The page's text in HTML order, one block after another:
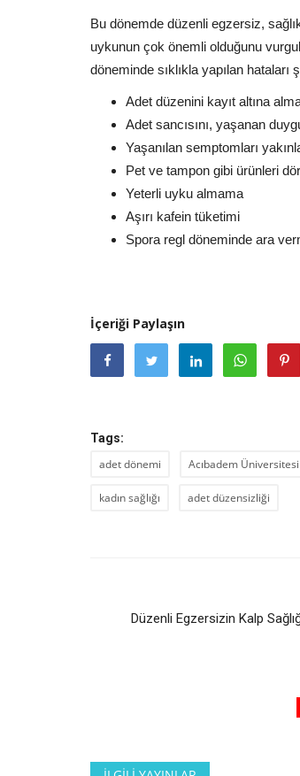
Bu dönemde düzenli egzersiz,
uykunun çok önemli olduğunu
döneminde sıklıkla yapılan hataları
Adet düzenini kayıt altına
Adet sancısını, yaşanan
Yaşanılan semptomları
Pet ve tampon gibi ürünleri
Yeterli uyku almama
Aşırı kafein tüketimi
Spora regl döneminde ara
İçeriği Paylaşın
Tags:
adet dönemi Acıbadem
kadın sağlığı adet düzensizliği
Düzenli Egzersizin Kalp